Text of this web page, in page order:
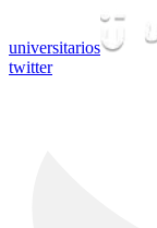
universitarios
twitter